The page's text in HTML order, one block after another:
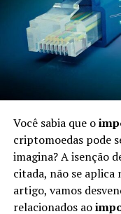
Impostos
Brasil
No Brasil, a Receita
comopatrimônio.
pode estar sujeito à
determinam que
troca de ativos
ser tributados.
Quando a
Você sabia que o
criptomoedas pode
imagina? A isenção
citada, não se
artigo, vamos
relacionados ao